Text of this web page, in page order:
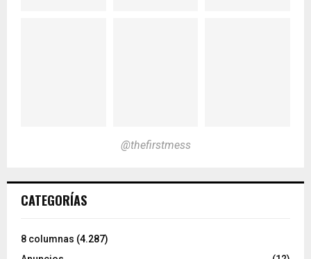
@thefirstmess
CATEGORÍAS
8 columnas (4.287)